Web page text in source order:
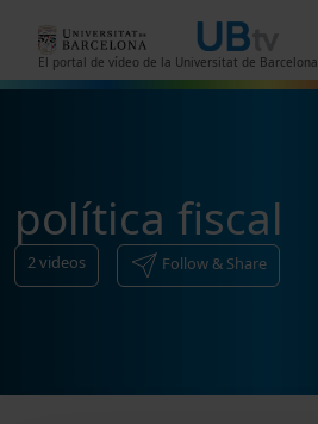
El portal de vídeo de la Universitat de Barcelona
política fiscal
2videos Follow & Share